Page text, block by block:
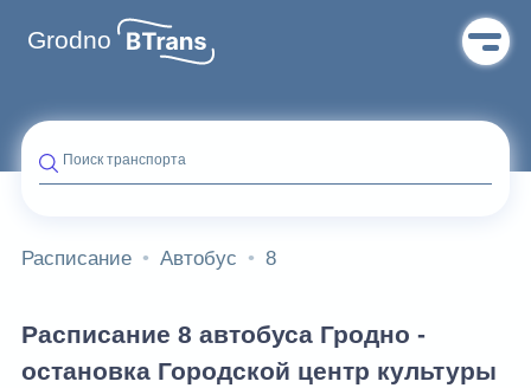
Grodno
Поиск транспорта
Расписание Автобус 8
Расписание 8 автобуса Гродно -
остановка Городской центр культуры